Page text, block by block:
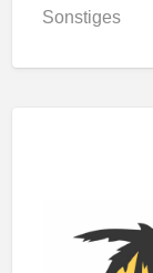
Sonstiges